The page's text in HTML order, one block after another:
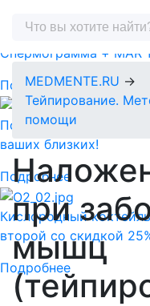
Спермограмма + MAR
Подробнее
Подарочный
ваших близких!
Подробнее
Кислородный
второй со скидкой
Подробнее
MEDMENTE.RU →
Тейпирование.
помощи
при
мышц